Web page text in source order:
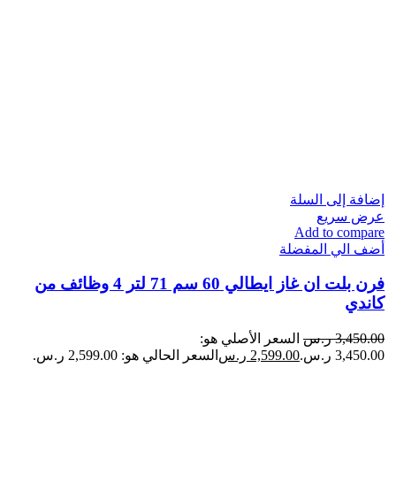
إضافة إلى السلة
عرض سريع
Add to compare
أضف الي المفضلة
فرن بلت ان غاز ايطالي 60 سم 71 لتر 4 وظائف من
كاندي
3,450.00 ر.س السعر الأصلي هو:
3,450.00 ر.س.
2,599.00 ر.س السعر الحالي هو: 2,599.00 ر.س.